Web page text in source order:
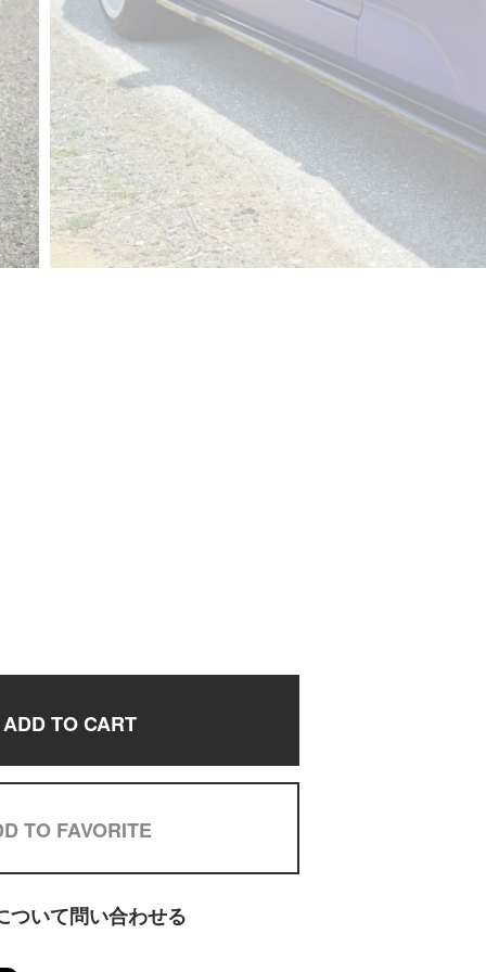
ADD TO CART
TO FAVORITE
ついて問い合わせる